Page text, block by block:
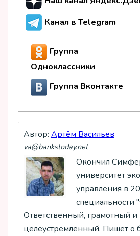
Канал в Telegram
Группа
Одноклассники
Группа Вконтакте
Автор: Артём Васильев
va@bankstoday.net
Окончил
университет
управления в
специальности
Ответственный, грамотный и
целеустремленный. Пишет о